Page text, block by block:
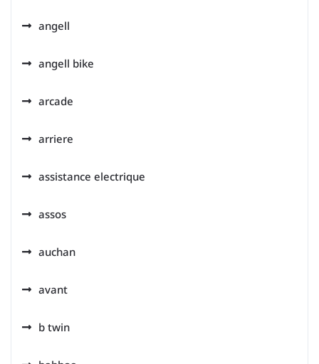
angell
angell bike
arcade
arriere
assistance electrique
assos
auchan
avant
b twin